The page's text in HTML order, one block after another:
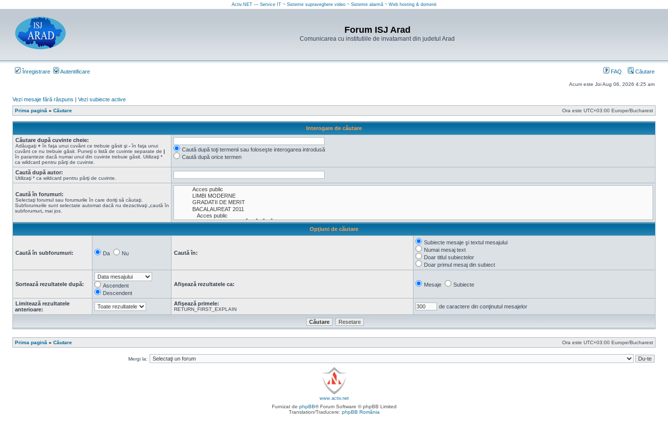
Activ.NET — Service IT ~ Sisteme supraveghere video ~ Sisteme alarmă ~ Web hosting & domenii
Forum ISJ Arad
Comunicarea cu institutiile de invatamant din judetul Arad
Înregistrare Autentificare FAQ Căutare
Acum este Joi Aug 06, 2026 4:25 am
Vezi mesaje fără răspuns | Vezi subiecte active
Prima pagină » Căutare Ora este UTC+03:00 Europe/Bucharest
Interogare de căutare
Căutare după cuvinte cheie:
Adăugaţi + în faţa unui cuvânt ce trebuie găsit şi - în faţa unui
cuvânt ce nu trebuie găsit. Puneţi o listă de cuvinte separate de |
în paranteze dacă numai unul din cuvinte trebuie găsit. Utilizaţi *
ca wildcard pentru părţi de cuvinte.
Caută după toţi termenii sau foloseşte interogarea introdusă
Caută după orice termen
Caută după autor:
Utilizaţi * ca wildcard pentru părţi de cuvinte.
Caută în forumuri:
Selectaţi forumul sau forumurile în care doriţi să căutaţi.
Subforumurile sunt selectate automat dacă nu dezactivaţi „caută în
subforumuri„ mai jos.
Opţiuni de căutare
Caută în subforumuri: Da Nu Caută în:
Subiecte mesaje şi textul mesajului
Numai mesaj text
Doar titlul subiectelor
Doar primul mesaj din subiect
Sortează rezultatele după:
Ascendent
Descendent
Afişează rezultatele ca: Mesaje Subiecte
Limitează rezultatele
anterioare:
Afişează primele:
RETURN_FIRST_EXPLAIN de caractere din conţinutul mesajelor
Prima pagină » Căutare Ora este UTC+03:00 Europe/Bucharest
Mergi la:
www.activ.net
Furnizat de phpBB® Forum Software © phpBB Limited
Translation/Traducere: phpBB România